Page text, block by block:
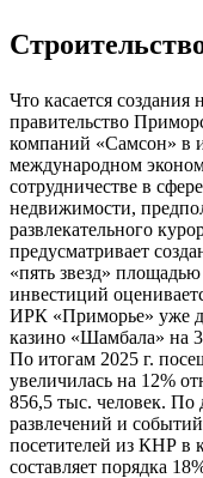
Что касается
правительство
компаний «Самсон» в
международном
сотрудничестве в
недвижимости,
развлекательного
предусматривает
«пять звезд»
инвестиций
ИРК «Приморье» уже
казино «Шамбала» на
По итогам 2025 г.
увеличилась на 12%
856,5 тыс. человек.
развлечений и
посетителей из КНР в
составляет порядка